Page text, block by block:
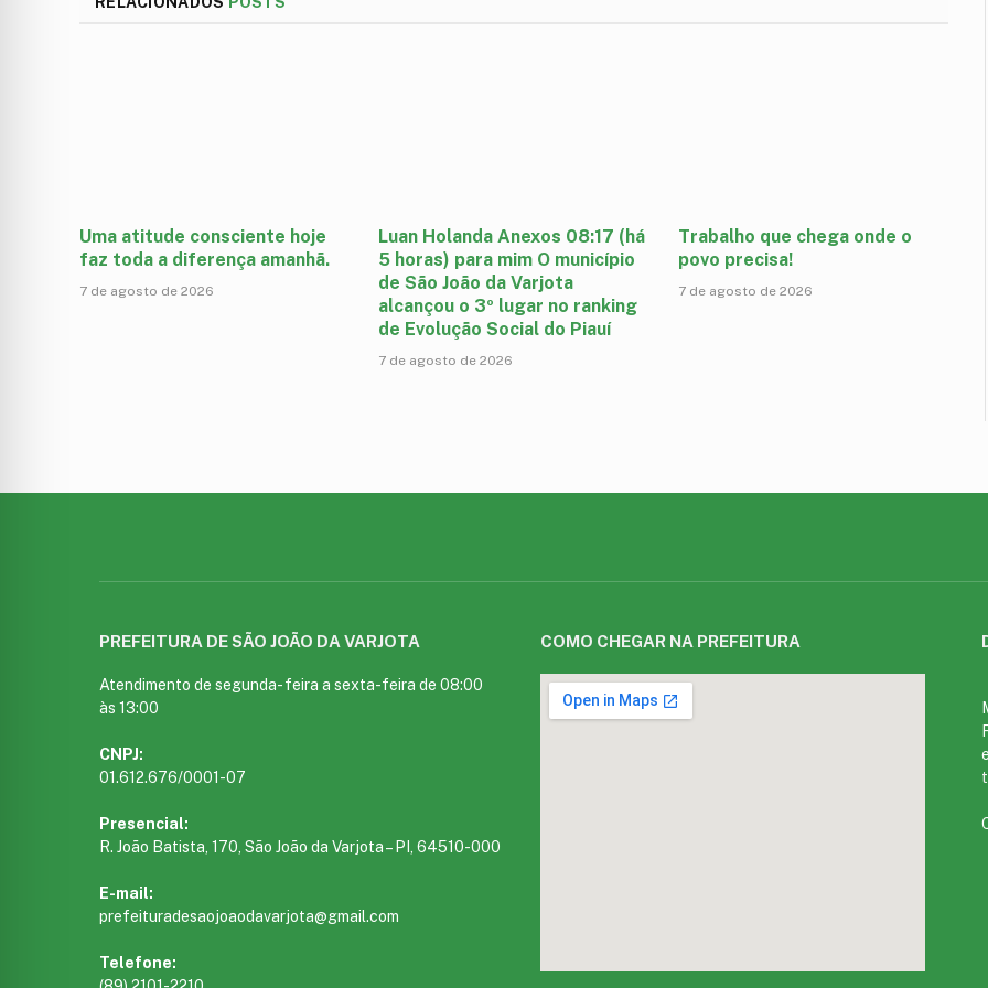
Uma atitude consciente hoje
faz toda a diferença amanhã.
7 de agosto de 2026
Luan Holanda Anexos 08:17 (há
5 horas) para mim O município
de São João da Varjota
alcançou o 3º lugar no ranking
de Evolução Social do Piauí
7 de agosto de 2026
Trabalho que chega onde o
povo precisa!
7 de agosto de 2026
PREFEITURA DE SÃO JOÃO DA VARJOTA
Atendimento de segunda- feira a sexta-feira de 08:00
às 13:00
CNPJ:
01.612.676/0001-07
Presencial:
R. João Batista, 170, São João da Varjota – PI, 64510-000
E-mail:
prefeituradesaojoaodavarjota@gmail.com
Telefone:
COMO CHEGAR NA PREFEITURA